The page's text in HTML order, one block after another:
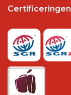
Certificeringen